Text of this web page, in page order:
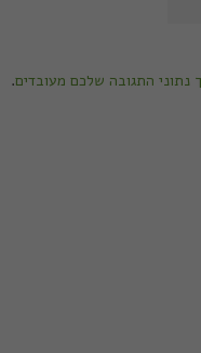
נתוני התגובה שלכם מעובדים.